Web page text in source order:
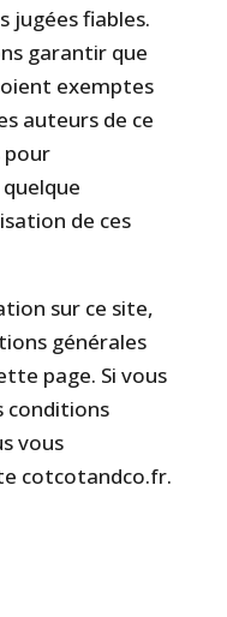
jugées fiables.
garantir que
exemptes
auteurs de ce
pour
de ces
sur ce site,
générales
page. Si vous
conditions
vous
cotcotandco.fr.